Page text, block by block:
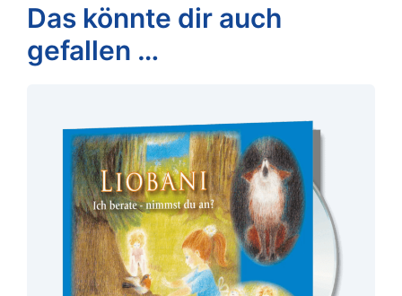
Das könnte dir auch
gefallen …